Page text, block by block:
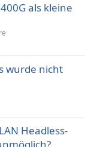
als kleine
wurde nicht
Headless-